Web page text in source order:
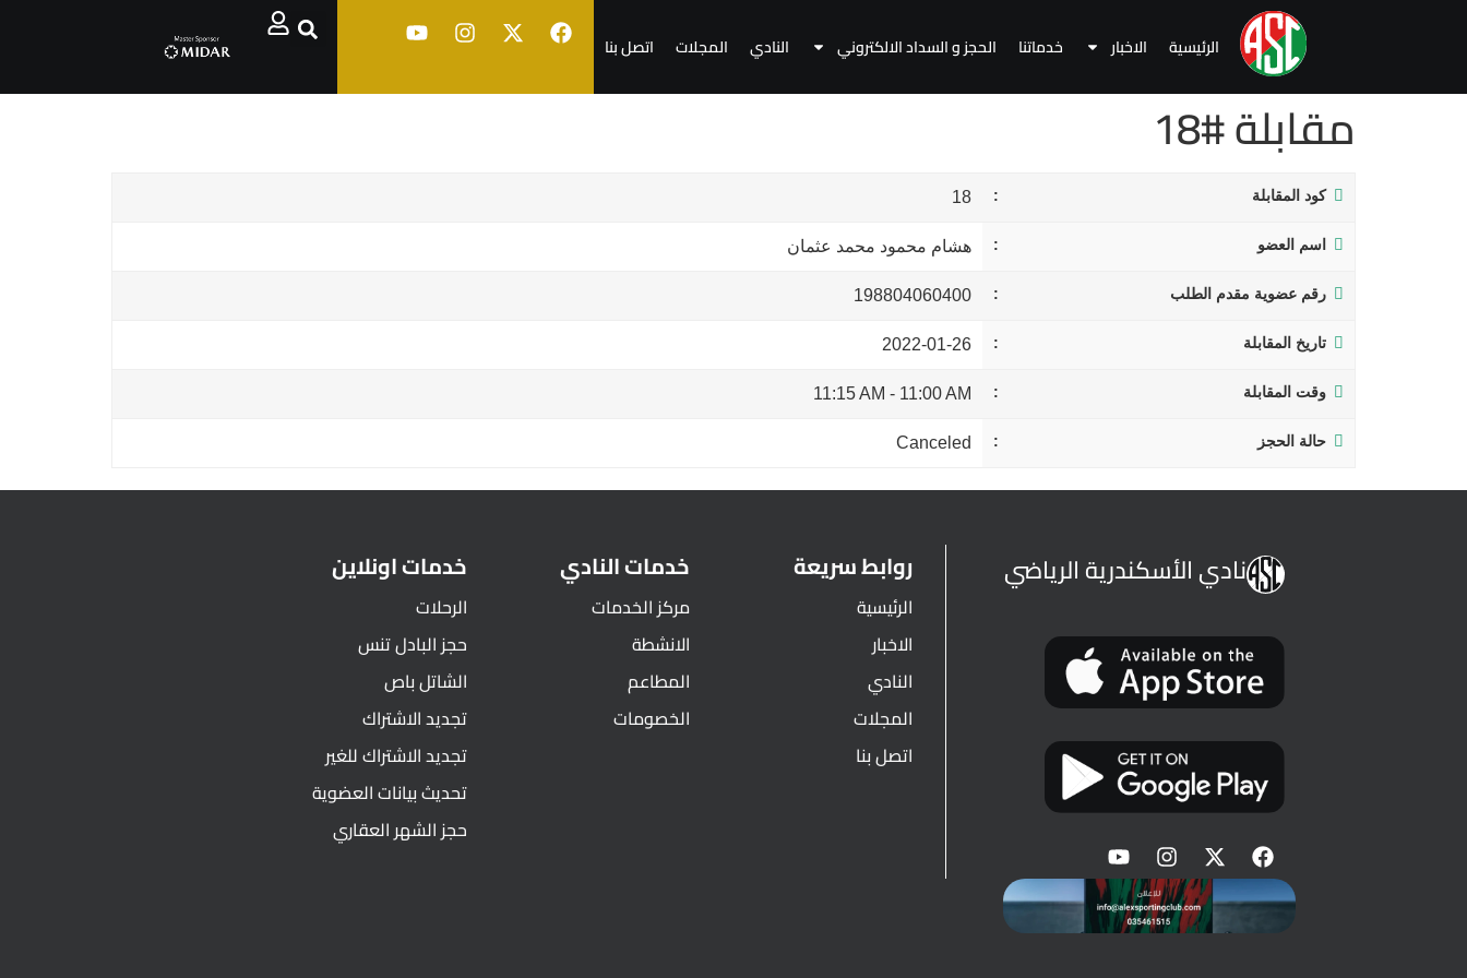
الرئيسية الاخبار خدماتنا الحجز و السداد الالكتروني النادي المجلات اتصل بنا
مقابلة #18
كود المقابلة 18
اسم العضو هشام محمود محمد عثمان
رقم عضوية مقدم الطلب 198804060400
تاريخ المقابلة 2022-01-26
وقت المقابلة 11:00 AM
-
11:15 AM
حالة الحجز Canceled
نادي الأسكندرية الرياضي روابط سريعة
الرئيسية
الاخبار
النادي
المجلات
اتصل بنا
خدمات النادي
مركز الخدمات
الانشطة
المطاعم
الخصومات
خدمات اونلاين
الرحلات
حجز البادل تنس
الشاتل باص
تجديد الاشتراك
تجديد الاشتراك للغير
تحديث بيانات العضوية
حجز الشهر العقاري